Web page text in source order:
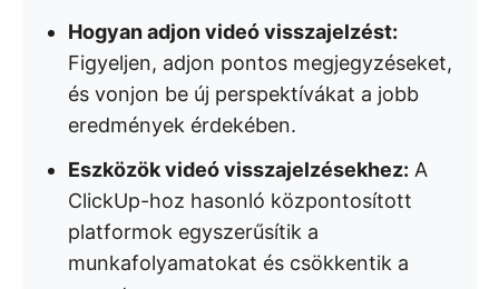
Hogyan adjon videó visszajelzést:
Figyeljen, adjon pontos megjegyzéseket,
és vonjon be új perspektívákat a jobb
eredmények érdekében.
Eszközök videó visszajelzésekhez: A
ClickUp-hoz hasonló központosított
platformok egyszerűsítik a
munkafolyamatokat és csökkentik a